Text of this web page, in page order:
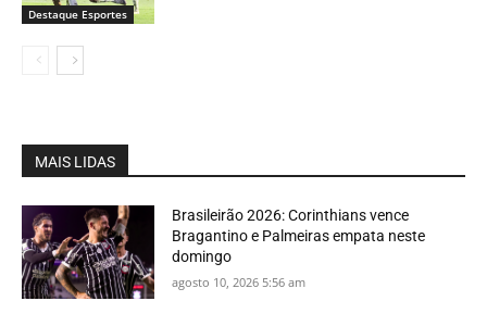
Destaque Esportes
MAIS LIDAS
Brasileirão 2026: Corinthians vence
Bragantino e Palmeiras empata neste
domingo
agosto 10, 2026 5:56 am